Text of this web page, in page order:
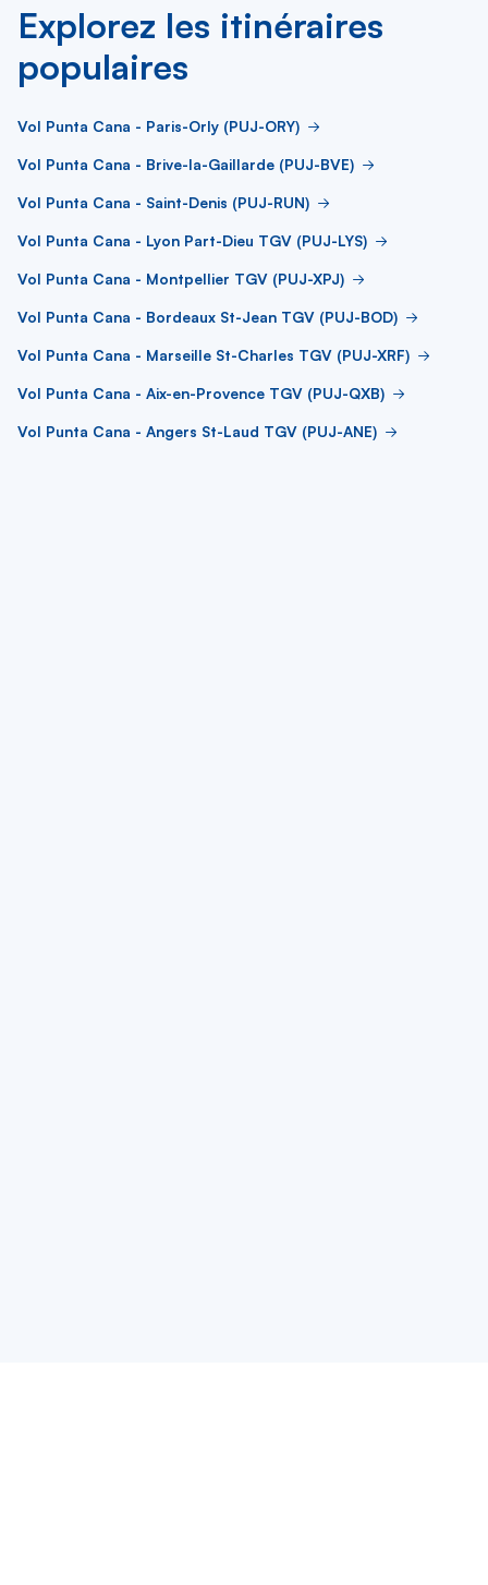
Explorez les itinéraires
populaires
Vol Punta Cana - Paris-Orly (PUJ-ORY)
Vol Punta Cana - Brive-la-Gaillarde (PUJ-BVE)
Vol Punta Cana - Saint-Denis (PUJ-RUN)
Vol Punta Cana - Lyon Part-Dieu TGV (PUJ-LYS)
Vol Punta Cana - Montpellier TGV (PUJ-XPJ)
Vol Punta Cana - Bordeaux St-Jean TGV (PUJ-BOD)
Vol Punta Cana - Marseille St-Charles TGV (PUJ-XRF)
Vol Punta Cana - Aix-en-Provence TGV (PUJ-QXB)
Vol Punta Cana - Angers St-Laud TGV (PUJ-ANE)